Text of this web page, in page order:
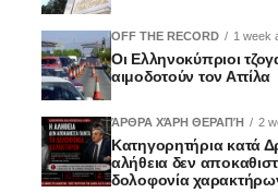
OFF THE RECORD 1 week
Οι Ελληνοκύπριοι
αιμοδοτούν τον Αττίλα
ΆΡΘΡΑ ΧΆΡΗ ΘΕΡΑΠΉ 2
Κατηγορητήρια κατά
αλήθεια δεν
δολοφονία